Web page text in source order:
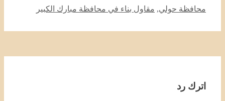
محافظة حولي, مقاول بناء في محافظة مبارك الكبير
اترك رد